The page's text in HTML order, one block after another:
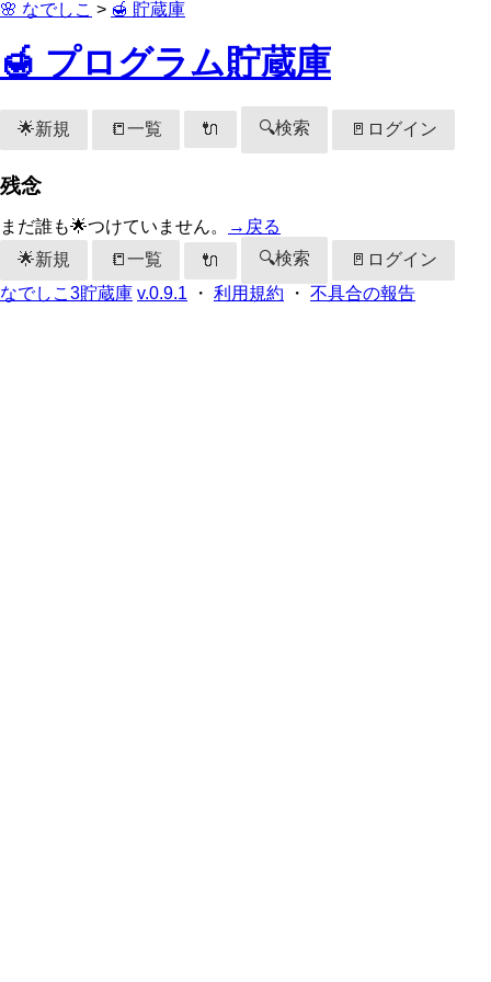
🌸 なでしこ > 🍯 貯蔵庫
🍯 プログラム貯蔵庫
🌟新規 📒一覧 🔌 🔍検索 🚪ログイン
残念
まだ誰も🌟つけていません。
→戻る
🌟新規
📒一覧 🔌 🔍検索
🚪ログイン
なでしこ3貯蔵庫 v.0.9.1 ・ 利用規約 ・ 不具合の報告